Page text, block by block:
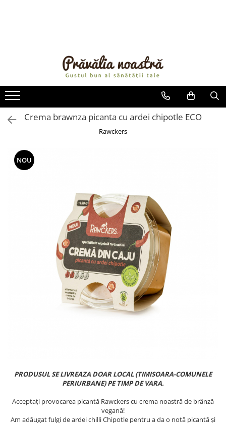
ULEIURI ȘI UNTURI
MĂSLINE
NUCI ȘI SEMINȚE
FRUCTE DESHIDRATATE
FRUCTE LA CONSERVĂ
OȚETURI ȘI SOSURI
BĂUTURI / LAPTE VEGETAL
CREME ȘI PASTE TARTINABILE
CEAIURI GRECEȘTI
CIOCOLATĂ ȘI CACAO
HEALTHY SNACKS
REMEDII NATURISTE
Crema brawnza picanta cu ardei chipotle ECO
Rawckers
NOU
PRODUSUL SE LIVREAZA DOAR LOCAL (TIMISOARA-COMUNELE
PERIURBANE) PE TIMP DE VARA.
Acceptați provocarea picantă Rawckers cu crema noastră de brânză
vegană!
Am adăugat fulgi de ardei chilli Chipotle pentru a da o notă picantă și